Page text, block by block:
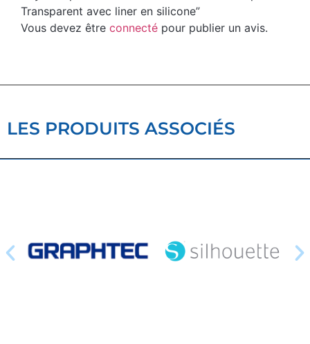
Transparent avec liner en silicone”
Vous devez être connecté pour publier un avis.
LES PRODUITS ASSOCIÉS